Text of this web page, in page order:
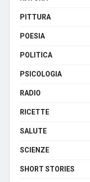
PITTURA
POESIA
POLITICA
PSICOLOGIA
RADIO
RICETTE
SALUTE
SCIENZE
SHORT STORIES